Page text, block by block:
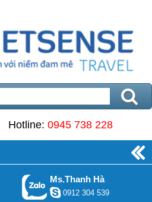
Hotline: 0945 738 228
Ms.Thanh Hà
0912 304 539